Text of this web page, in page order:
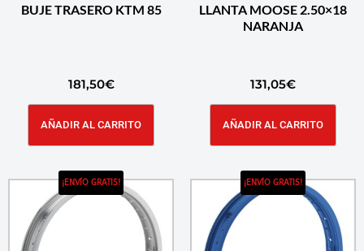
BUJE TRASERO KTM 85
181,50€
AÑADIR AL CARRITO
LLANTA MOOSE 2.50×18
NARANJA
131,05€
AÑADIR AL CARRITO
¡ENVÍO GRATIS! ¡ENVÍO GRATIS!